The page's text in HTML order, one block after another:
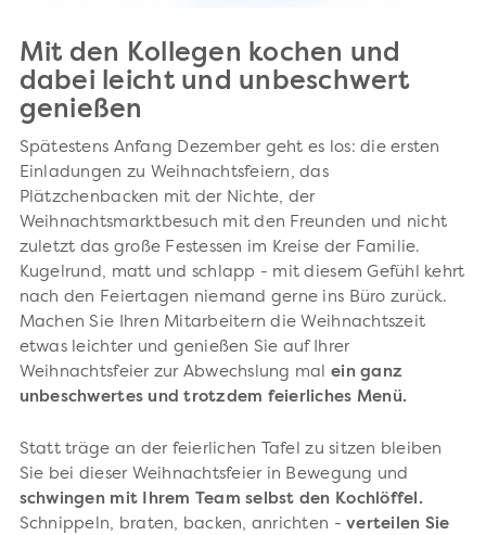
Mit den Kollegen kochen und
dabei leicht und unbeschwert
genießen
Spätestens Anfang Dezember geht es los: die ersten
Einladungen zu Weihnachtsfeiern, das
Plätzchenbacken mit der Nichte, der
Weihnachtsmarktbesuch mit den Freunden und nicht
zuletzt das große Festessen im Kreise der Familie.
Kugelrund, matt und schlapp - mit diesem Gefühl kehrt
nach den Feiertagen niemand gerne ins Büro zurück.
Machen Sie Ihren Mitarbeitern die Weihnachtszeit
etwas leichter und genießen Sie auf Ihrer
Weihnachtsfeier zur Abwechslung malein ganz
unbeschwertes und trotzdem feierliches Menü.
Statt träge an der feierlichen Tafel zu sitzen bleiben
Sie bei dieser Weihnachtsfeier in Bewegung und
schwingen mit Ihrem Team selbst den Kochlöffel.
Schnippeln, braten, backen, anrichten - verteilen Sie